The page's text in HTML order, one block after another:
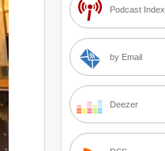
Podcast Index
by Email
Deezer